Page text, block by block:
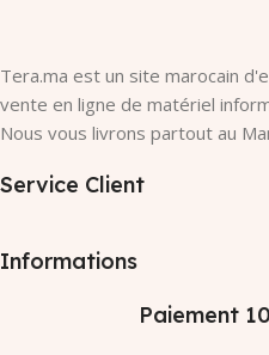
Tera.ma est un site marocain
vente en ligne de matériel
Nous vous livrons partout au
Service Client
Informations
Paiement